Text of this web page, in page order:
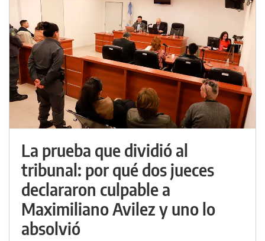
La prueba que dividió al
tribunal: por qué dos jueces
declararon culpable a
Maximiliano Avilez y uno lo
absolvió